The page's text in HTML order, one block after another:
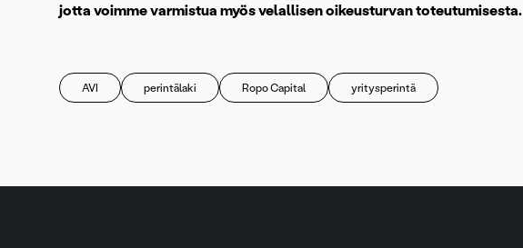
jotta voimme varmistua myös velallisen oikeusturvan toteutumisesta.
AVI perintälaki Ropo Capital yritysperintä